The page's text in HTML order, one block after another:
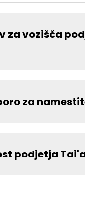
za vozišča
za
podjetja